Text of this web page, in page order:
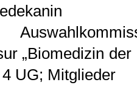
„Biomedizin
UG; Mitglieder